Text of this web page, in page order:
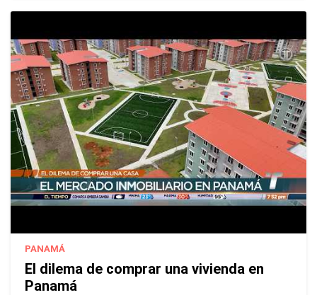
PANAMÁ
El dilema de comprar una vivienda en
Panamá